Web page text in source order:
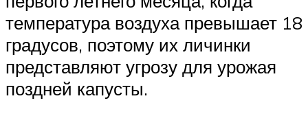
температура воздуха превышает 18
градусов, поэтому их личинки
представляют угрозу для урожая
поздней капусты.